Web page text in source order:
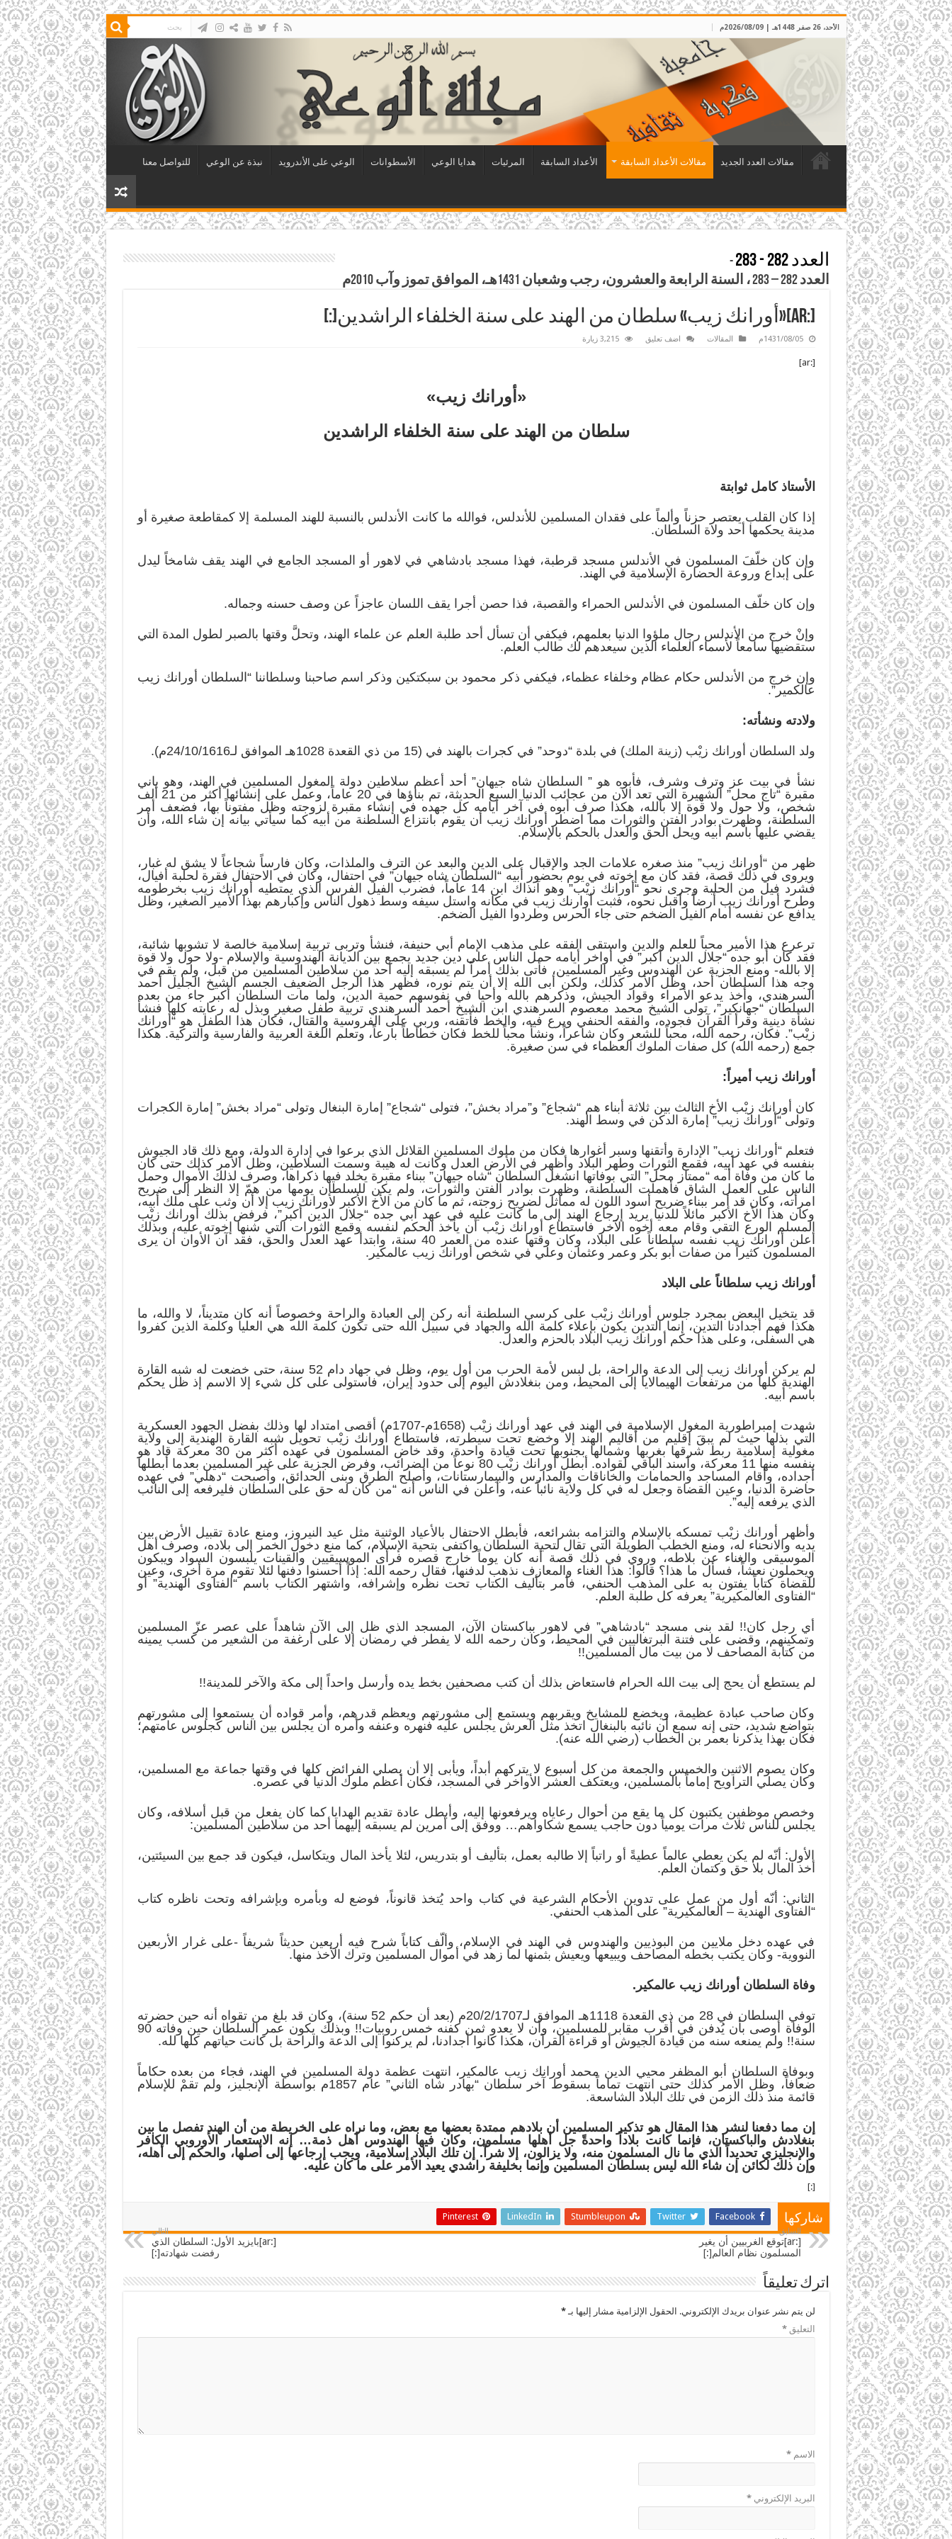
الأحد، 26 صفر 1448هـ | 2026/08/09م
مقالات العدد الجديد مقالات الأعداد السابقة الأعداد السابقة المرئيات هدايا الوعي الأسطوانات الوعي على الأندرويد نبذة عن الوعي للتواصل معنا
العدد 282 - 283
-
العدد 282 – 283 ، السنة الرابعة والعشرون، رجب وشعبان 1431هـ، الموافق تموز وآب 2010م
[:ar]«أورانك زيب» سلطان من الهند على سنة الخلفاء الراشدين[:]
1431/08/05م المقالات اضف تعليق 3,215 زيارة
[:ar]
«أورانك زيب»
سلطان من الهند على سنة الخلفاء الراشدين
الأستاذ كامل ثوابتة
إذا كان القلب يعتصر حزناً وألماً على فقدان المسلمين للأندلس، فوالله ما كانت الأندلس بالنسبة للهند المسلمة إلا كمقاطعة صغيرة أو
مدينة يحكمها أحد ولاة السلطان.
وإن كان خلّفَ المسلمون في الأندلس مسجد قرطبة، فهذا مسجد بادشاهي في لاهور أو المسجد الجامع في الهند يقف شامخاً ليدل
على إبداع وروعة الحضارة الإسلامية في الهند.
وإن كان خلّف المسلمون في الأندلس الحمراء والقصبة، فذا حصن أجرا يقف اللسان عاجزاً عن وصف حسنه وجماله.
وإنْ خرج من الأندلس رجال ملؤوا الدنيا بعلمهم، فيكفي أن تسأل أحد طلبة العلم عن علماء الهند، وتحلَّ وقتها بالصبر لطول المدة التي
ستقضيها سامعاً لأسماء العلماء الذين سيعدهم لك طالب العلم.
وإن خرج من الأندلس حكام عظام وخلفاء عظماء، فيكفي ذكر محمود بن سبكتكين وذكر اسم صاحبنا وسلطاننا “السلطان أورانك زيب
عالكمير”.
ولادته ونشأته:
ولد السلطان أورانك زيْب (زينة الملك) في بلدة “دوحد” في كجرات بالهند في (15 من ذي القعدة 1028هـ الموافق لـ24/10/1616م).
نشأ في بيت عز وترف وشرف، فأبوه هو ” السلطان شاه جيهان” أحد أعظم سلاطين دولة المغول المسلمين في الهند، وهو باني
مقبرة “تاج محل” الشهيرة التي تعد الآن من عجائب الدنيا السبع الحديثة، تم بناؤها في 20 عاماً، وعمل على إنشائها أكثر من 21 ألف
شخص، ولا حول ولا قوة إلا بالله، هكذا صرف أبوه في آخر أيامه كل جهده في إنشاء مقبرة لزوجته وظل مفتوناً بها، فضعف أمر
السلطنة، وظهرت بوادر الفتن والثورات مما اضطر أورانك زيب أن يقوم بانتزاع السلطنة من أبيه كما سيأتي بيانه إن شاء الله، وأن
يقضي عليها باسم أبيه ويحل الحق والعدل بالحكم بالإسلام.
ظهر من “أورانك زيب” منذ صغره علامات الجد والإقبال على الدين والبعد عن الترف والملذات، وكان فارساً شجاعاً لا يشق له غبار،
ويروى في ذلك قصة، فقد كان مع إخوته في يوم بحضور أبيه “السلطان شاه جيهان” في احتفال، وكان في الاحتفال فقرة لحلبة أفيال،
فشرد فيل من الحلبة وجرى نحو “أورانك زيْب” وهو آنذاك ابن 14 عاماً، فضرب الفيل الفرس الذي يمتطيه أورانك زيب بخرطومه
وطرح أورانك زيب أرضاً وأقبل نحوه، فثبت أوارنك زيب في مكانه واستل سيفه وسط ذهول الناس وإكبارهم بهذا الأمير الصغير، وظل
يدافع عن نفسه أمام الفيل الضخم حتى جاء الحرس وطردوا الفيل الضخم.
ترعرع هذا الأمير محباً للعلم والدين واستقى الفقه على مذهب الإمام أبي حنيفة، فنشأ وتربى تربية إسلامية خالصة لا تشوبها شائبة،
فقد كان أبو جده “جلال الدين أكبر” في أواخر أيامه حمل الناس على دين جديد يجمع بين الديانة الهندوسية والإسلام -ولا حول ولا قوة
إلا بالله- ومنع الجزية عن الهندوس وغير المسلمين، فأتى بذلك أمراً لم يسبقه إليه أحد من سلاطين المسلمين من قبل، ولم يقم في
وجه هذا السلطان أحد، وظل الأمر كذلك، ولكن أبى الله إلا أن يتم نوره، فظهر هذا الرجل الضعيف الجسم الشيخ الجليل أحمد
السرهندي، وأخذ يدعو الأمراء وقواد الجيش، وذكرهم بالله وأحيا في نفوسهم حمية الدين، ولما مات السلطان أكبر جاء من بعده
السلطان “جهانكير”، تولى الشيخ محمد معصوم السرهندي ابن الشيخ أحمد السرهندي تربية طفل صغير وبذل له رعايته كلها فنشأ
نشأة دينية وقرأ القرآن فجوده، والفقه الحنفي وبرع فيه، والخط فأتقنه، وربي على الفروسية والقتال، فكان هذا الطفل هو “أورانك
زيْب”. فكان، رحمه الله، محباً للشعر وكان شاعراً، ونشأ محباً للخط فكان خطاطاً بارعاً، وتعلم اللغة العربية والفارسية والتركية. هكذا
جمع (رحمه الله) كل صفات الملوك العظماء في سن صغيرة.
أورانك زيب أميراً:
كان أورانك زيْب الأخ الثالث بين ثلاثة أبناء هم “شجاع” و”مراد بخش”، فتولى “شجاع” إمارة البنغال وتولى “مراد بخش” إمارة الكجرات
وتولى “أورانك زيب” إمارة الدكن في وسط الهند.
فتعلم “أورانك زيب” الإدارة وأتقنها وسبر أغوارها فكان من ملوك المسلمين القلائل الذي برعوا في إدارة الدولة، ومع ذلك قاد الجيوش
بنفسه في عهد أبيه، فقمع الثورات وطهر البلاد وأظهر في الأرض العدل وكانت له هيبة وسمت السلاطين، وظل الأمر كذلك حتى كان
ما كان من وفاة أمه “ممتاز محل” التي بوفاتها انشغل السلطان “شاه جيهان” ببناء مقبرة يخلد فيها ذكراها، وصرف لذلك الأموال وحمل
الناس على العمل الشاق فأهملت السلطنة، وظهرت بوادر الفتن والثورات، ولم يكن للسلطان يومها من همّ إلا النظر إلى ضريح
امرأته، وكان قد أمر ببناء ضريح أسود اللون له مماثل لضريح زوجته، ثم ما كان من الأخ الأكبر لأورانك زيب إلا أن وثب على ملك أبيه،
وكان هذا الأخ الأكبر مائلاً للدنيا يريد إرجاع الهند إلى ما كانت عليه في عهد أبي جده “جلال الدين أكبر”، فرفض بذلك أورانك زيْب
المسلم الورع التقي وقام معه أخوه الآخر فاستطاع أورانك زيْب أن يأخذ الحكم لنفسه وقمع الثورات التي شنها إخوته عليه، وبذلك
أعلن أورانك زيب نفسه سلطاناً على البلاد، وكان وقتها عنده من العمر 40 سنة، وابتدأ عهد العدل والحق، فقد آن الأوان أن يرى
المسلمون كثيراً من صفات أبو بكر وعمر وعثمان وعلي في شخص أورانك زيب عالمكير.
أورانك زيب سلطاناً على البلاد
قد يتخيل البعض بمجرد جلوس أورانك زيْب على كرسي السلطنة أنه ركن إلى العبادة والراحة وخصوصاً أنه كان متديناً، لا والله، ما
هكذا فهم أجدادنا التدين، إنما التدين يكون بإعلاء كلمة الله والجهاد في سبيل الله حتى تكون كلمة الله هي العليا وكلمة الذين كفروا
هي السفلى، وعلى هذا حكم أورانك زيب البلاد بالحزم والعدل.
لم يركن أورانك زيب إلى الدعة والراحة، بل لبس لأمة الحرب من أول يوم، وظل في جهاد دام 52 سنة، حتى خضعت له شبه القارة
الهندية كلها من مرتفعات الهيمالايا إلى المحيط، ومن بنغلادش اليوم إلى حدود إيران، فاستولى على كل شيء إلا الاسم إذ ظل يحكم
باسم أبيه.
شهدت إمبراطورية المغول الإسلامية في الهند في عهد أورانك زيْب (1658م-1707م) أقصى امتداد لها وذلك بفضل الجهود العسكرية
التي بذلها حيث لم يبقَ إقليم من أقاليم الهند إلا وخضع تحت سيطرته، فاستطاع أورانك زيْب تحويل شبه القارة الهندية إلى ولاية
مغولية إسلامية ربط شرقها بغربها وشمالها بجنوبها تحت قيادة واحدة، وقد خاض المسلمون في عهده أكثر من 30 معركة قاد هو
بنفسه منها 11 معركة، وأسند الباقي لقواده. أبطل أورانك زيْب 80 نوعاً من الضرائب، وفرض الجزية على غير المسلمين بعدما أبطلها
أجداده، وأقام المساجد والحمامات والخاناقات والمدارس والبيمارستانات، وأصلح الطرق وبنى الحدائق، وأصبحت “دهلي” في عهده
حاضرة الدنيا، وعين القضاة وجعل له في كل ولاية نائباً عنه، وأعلن في الناس أنه “من كان له حق على السلطان فليرفعه إلى النائب
الذي يرفعه إليه”.
وأظهر أورانك زيْب تمسكه بالإسلام والتزامه بشرائعه، فأبطل الاحتفال بالأعياد الوثنية مثل عيد النيروز، ومنع عادة تقبيل الأرض بين
يديه والانحناء له، ومنع الخطب الطويلة التي تقال لتحية السلطان واكتفى بتحية الإسلام، كما منع دخول الخمر إلى بلاده، وصرف أهل
الموسيقى والغناء عن بلاطه، وروي في ذلك قصة أنه كان يوماً خارج قصره فرأى الموسيقيين والقينات يلبسون السواد ويبكون
ويحملون نعشاً، فسأل ما هذا؟ قالوا: هذا الغناء والمعازف نذهب لدفنها، فقال رحمه الله: إذاً أحسنوا دفنها لئلا تقوم مرة أخرى، وعين
للقضاة كتاباً يفتون به على المذهب الحنفي، فأمر بتأليف الكتاب تحت نظره وإشرافه، واشتهر الكتاب باسم “الفتاوى الهندية” أو
“الفتاوى العالمكيرية” يعرفه كل طلبة العلم.
أي رجل كان!! لقد بنى مسجد “بادشاهي” في لاهور بباكستان الآن، المسجد الذي ظل إلى الآن شاهداً على عصر عزّ المسلمين
وتمكينهم، وقضى على فتنة البرتغاليين في المحيط، وكان رحمه الله لا يفطر في رمضان إلا على أرغفة من الشعير من كسب يمينه
من كتابة المصاحف لا من بيت مال المسلمين!!
لم يستطع أن يحج إلى بيت الله الحرام فاستعاض بذلك أن كتب مصحفين بخط يده وأرسل واحداً إلى مكة والآخر للمدينة!!
وكان صاحب عبادة عظيمة، ويخضع للمشايخ ويقربهم ويستمع إلى مشورتهم ويعظم قدرهم، وأمر قواده أن يستمعوا إلى مشورتهم
بتواضع شديد، حتى إنه سمع أن نائبه بالبنغال اتخذ مثل العرش يجلس عليه فنهره وعنفه وأمره أن يجلس بين الناس كجلوس عامتهم؛
فكان بهذا يذكرنا بعمر بن الخطاب (رضي الله عنه).
وكان يصوم الاثنين والخميس والجمعة من كل أسبوع لا يتركهم أبداً، ويأبى إلا أن يصلي الفرائض كلها في وقتها جماعة مع المسلمين،
وكان يصلي التراويح إماماً بالمسلمين، ويعتكف العشر الأواخر في المسجد، فكان أعظم ملوك الدنيا في عصره.
وخصص موظفين يكتبون كل ما يقع من أحوال رعاياه ويرفعونها إليه، وأبطل عادة تقديم الهدايا كما كان يفعل من قبل أسلافه، وكان
يجلس للناس ثلاث مرات يومياً دون حاجب يسمع شكاواهم… ووفق إلى أمرين لم يسبقه إليهما أحد من سلاطين المسلمين:
الأول: أنّه لم يكن يعطي عالماً عطيةً أو راتباً إلا طالبه بعمل، بتأليف أو بتدريس، لئلا يأخذ المال ويتكاسل، فيكون قد جمع بين السيئتين،
أخذ المال بلا حق وكتمان العلم.
الثاني: أنّه أول من عمل على تدوين الأحكام الشرعية في كتاب واحد يُتخذ قانوناً، فوضع له وبأمره وبإشرافه وتحت ناظره كتاب
“الفتاوى الهندية – العالمكيرية” على المذهب الحنفي.
في عهده دخل ملايين من البوذيين والهندوس في الهند في الإسلام، وألّف كتاباً شرح فيه أربعين حديثاً شريفاً -على غرار الأربعين
النووية- وكان يكتب بخطه المصاحف ويبيعها ويعيش بثمنها لما زهد في أموال المسلمين وترك الأخذ منها.
وفاة السلطان أورانك زيب عالمكير.
توفي السلطان في 28 من ذي القعدة 1118هـ الموافق لـ20/2/1707م (بعد أن حكم 52 سنة)، وكان قد بلغ من تقواه أنه حين حضرته
الوفاة أوصى بأن يُدفن في أقرب مقابر للمسلمين، وأن لا يعدو ثمن كفنه خمس روبيات!! وبذلك يكون عمر السلطان حين وفاته 90
سنة!! ولم يمنعه سنه من قيادة الجيوش أو قراءة القرآن، هكذا كانوا أجدادنا، لم يركنوا إلى الدعة والراحة بل كانت حياتهم كلها لله.
وبوفاة السلطان أبو المظفر محيي الدين محمد أورانك زيب عالمكير، انتهت عظمة دولة المسلمين في الهند، فجاء من بعده حكاماً
ضعافاً، وظل الأمر كذلك حتى انتهت تماماً بسقوط آخر سلطان “بهادر شاه الثاني” عام 1857م بواسطة الإنجليز، ولم تقمْ للإسلام
قائمة منذ ذلك الزمن في تلك البلاد الشاسعة.
إن مما دفعنا لنشر هذا المقال هو تذكير المسلمين أن بلادهم ممتدة بعضها مع بعض، وما نراه على الخريطة من أن الهند تفصل ما بين
بنغلادش والباكستان، فإنما كانت بلاداً واحدةً جل أهلها مسلمون، وكان فيها الهندوس أهل ذمة… إنه الاستعمار الأوروبي الكافر
والإنجليزي تحديداً الذي ما نال المسلمون منه، ولا يزالون، إلا شراً. إن تلك البلاد إسلامية، ويجب إرجاعها إلى أصلها، والحكم إلى أهله،
وإن ذلك لكائن إن شاء الله ليس بسلطان المسلمين وإنما بخليفة راشدي يعيد الأمر على ما كان عليه.
[:]
شاركها Facebook
Twitter
Stumbleupon
LinkedIn
Pinterest
السابق
[:ar]توقع الغربيين أن يغير
المسلمون نظام العالم[:]
التالي
[:ar]بايزيد الأول: السلطان الذي
رفضت شهادته[:]
اترك تعليقاً
لن يتم نشر عنوان بريدك الإلكتروني. الحقول الإلزامية مشار إليها بـ*
التعليق*
الاسم*
البريد الإلكتروني*